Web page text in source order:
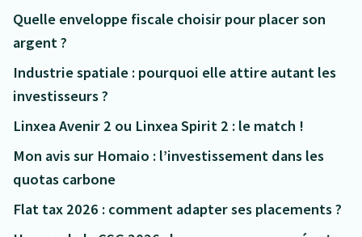
Quelle enveloppe fiscale choisir pour placer son
argent ?
Industrie spatiale : pourquoi elle attire autant les
investisseurs ?
Linxea Avenir 2 ou Linxea Spirit 2 : le match !
Mon avis sur Homaio : l’investissement dans les
quotas carbone
Flat tax 2026 : comment adapter ses placements ?